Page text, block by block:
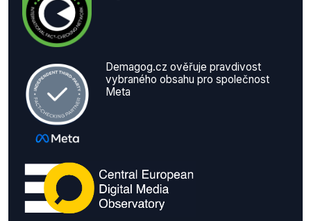
Demagog.cz ověřuje pravdivost
vybraného obsahu pro společnost
Meta